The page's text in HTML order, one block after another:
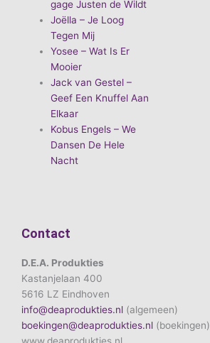
gage Justen de Wildt
Joëlla – Je Loog
Tegen Mij
Yosee – Wat Is Er
Mooier
Jack van Gestel –
Geef Een Knuffel Aan
Elkaar
Kobus Engels – We
Dansen De Hele
Nacht
Contact
D.E.A. Produkties
Kastanjelaan 400
5616 LZ Eindhoven
info@deaprodukties.nl (algemeen)
boekingen@deaprodukties.nl (boekingen)